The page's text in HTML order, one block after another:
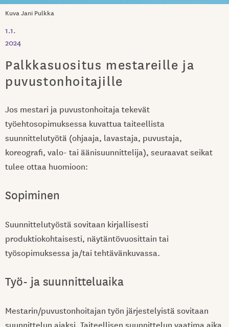
Kuva Jani Pulkka
1.1.
2024
Palkkasuositus mestareille ja
puvustonhoitajille
Jos mestari ja puvustonhoitaja tekevät
työehtosopimuksessa kuvattua taiteellista
suunnittelutyötä (ohjaaja, lavastaja, puvustaja,
koreografi, valo- tai äänisuunnittelija), seuraavat seikat
tulee ottaa huomioon:
Sopiminen
Suunnittelutyöstä sovitaan kirjallisesti
produktiokohtaisesti, näytäntövuosittain tai
työsopimuksessa ja/tai tehtävänkuvassa.
Työ- ja suunnitteluaika
Mestarin/puvustonhoitajan työn järjestelyistä sovitaan
suunnittelun ajaksi. Taiteellisen suunnittelun vaatima aika